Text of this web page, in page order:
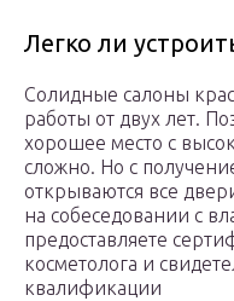
Легко ли
Солидные салоны
работы от двух лет.
хорошее место с
сложно. Но с
открываются все
на собеседовании с
предоставляете
косметолога и
квалификации